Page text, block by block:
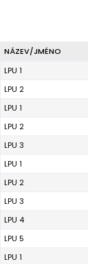
NÁZEV/JMÉNO
LPU 1
LPU 2
LPU 1
LPU 2
LPU 3
LPU 1
LPU 2
LPU 3
LPU 4
LPU 5
LPU 1